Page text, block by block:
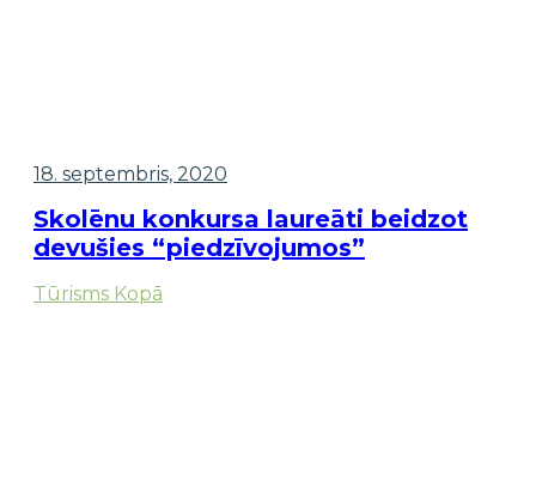
18. septembris, 2020
Skolēnu konkursa laureāti beidzot
devušies “piedzīvojumos”
Tūrisms Kopā